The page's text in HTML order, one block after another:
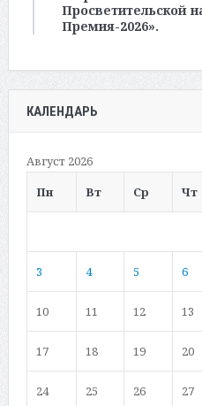
Просветительской
Премия-2026».
КАЛЕНДАРЬ
Август 2026
Пн
Вт Ср Чт
3 4 5 6
10 11 12 13
17 18 19 20
24 25 26 27